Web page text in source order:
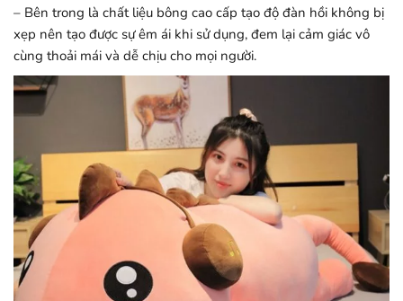
– Bên trong là chất liệu bông cao cấp tạo độ đàn hồi không bị
xẹp nên tạo được sự êm ái khi sử dụng, đem lại cảm giác vô
cùng thoải mái và dễ chịu cho mọi người.